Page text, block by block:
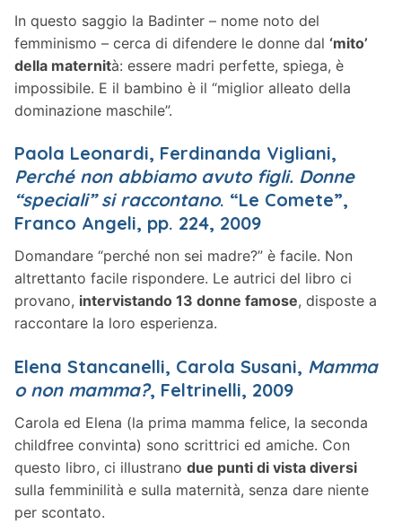
In questo saggio la Badinter – nome noto del
femminismo – cerca di difendere le donne dal ‘mito’
della maternità: essere madri perfette, spiega, è
impossibile. E il bambino è il “miglior alleato della
dominazione maschile”.
Paola Leonardi, Ferdinanda Vigliani,
Perché non abbiamo avuto figli. Donne
“speciali” si raccontano. “Le Comete”,
Franco Angeli, pp. 224, 2009
Domandare “perché non sei madre?” è facile. Non
altrettanto facile rispondere. Le autrici del libro ci
provano, intervistando 13 donne famose, disposte a
raccontare la loro esperienza.
Elena Stancanelli, Carola Susani, Mamma
o non mamma?, Feltrinelli, 2009
Carola ed Elena (la prima mamma felice, la seconda
childfree convinta) sono scrittrici ed amiche. Con
questo libro, ci illustrano due punti di vista diversi
sulla femminilità e sulla maternità, senza dare niente
per scontato.